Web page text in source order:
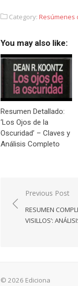
Category: Resúmenes
You may also like:
Resumen Detallado:
‘Los Ojos de la
Oscuridad’ – Claves y
Análisis Completo
Navegación
de
entradas
Previous Post
RESUMEN
VISILLOS’:
© 2026 Ediciona